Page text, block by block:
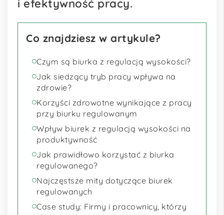
i efektywność pracy.
Co znajdziesz w artykule?
Czym są biurka z regulacją wysokości?
Jak siedzący tryb pracy wpływa na
zdrowie?
Korzyści zdrowotne wynikające z pracy
przy biurku regulowanym
Wpływ biurek z regulacją wysokości na
produktywność
Jak prawidłowo korzystać z biurka
regulowanego?
Najczęstsze mity dotyczące biurek
regulowanych
Case study: Firmy i pracownicy, którzy